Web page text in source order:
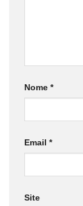
Nome *
Email *
Site